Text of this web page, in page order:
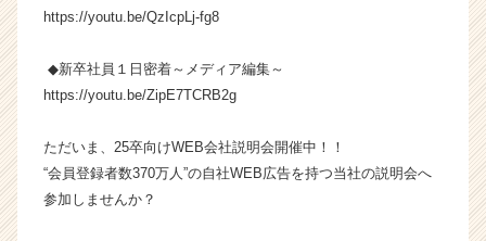
ト
届
く
活
サ
⁡https://youtu.be/QzIcpLj-fg8
◆新卒社員１日密着～メディア編集～
https://youtu.be/ZipE7TCRB2g
ただいま、25卒向けWEB会社説明会開催中！！
“会員登録者数370万人”の自社WEB広告を持つ当社の説明会へ
参加しませんか？